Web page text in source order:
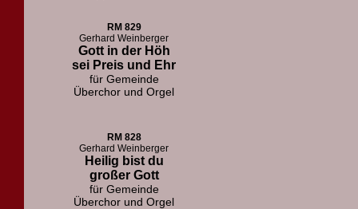
RM 829
Gerhard Weinberger
Gott in der Höh
sei Preis und Ehr
für Gemeinde
Überchor und Orgel
RM 828
Gerhard Weinberger
Heilig bist du
großer Gott
für Gemeinde
Überchor und Orgel